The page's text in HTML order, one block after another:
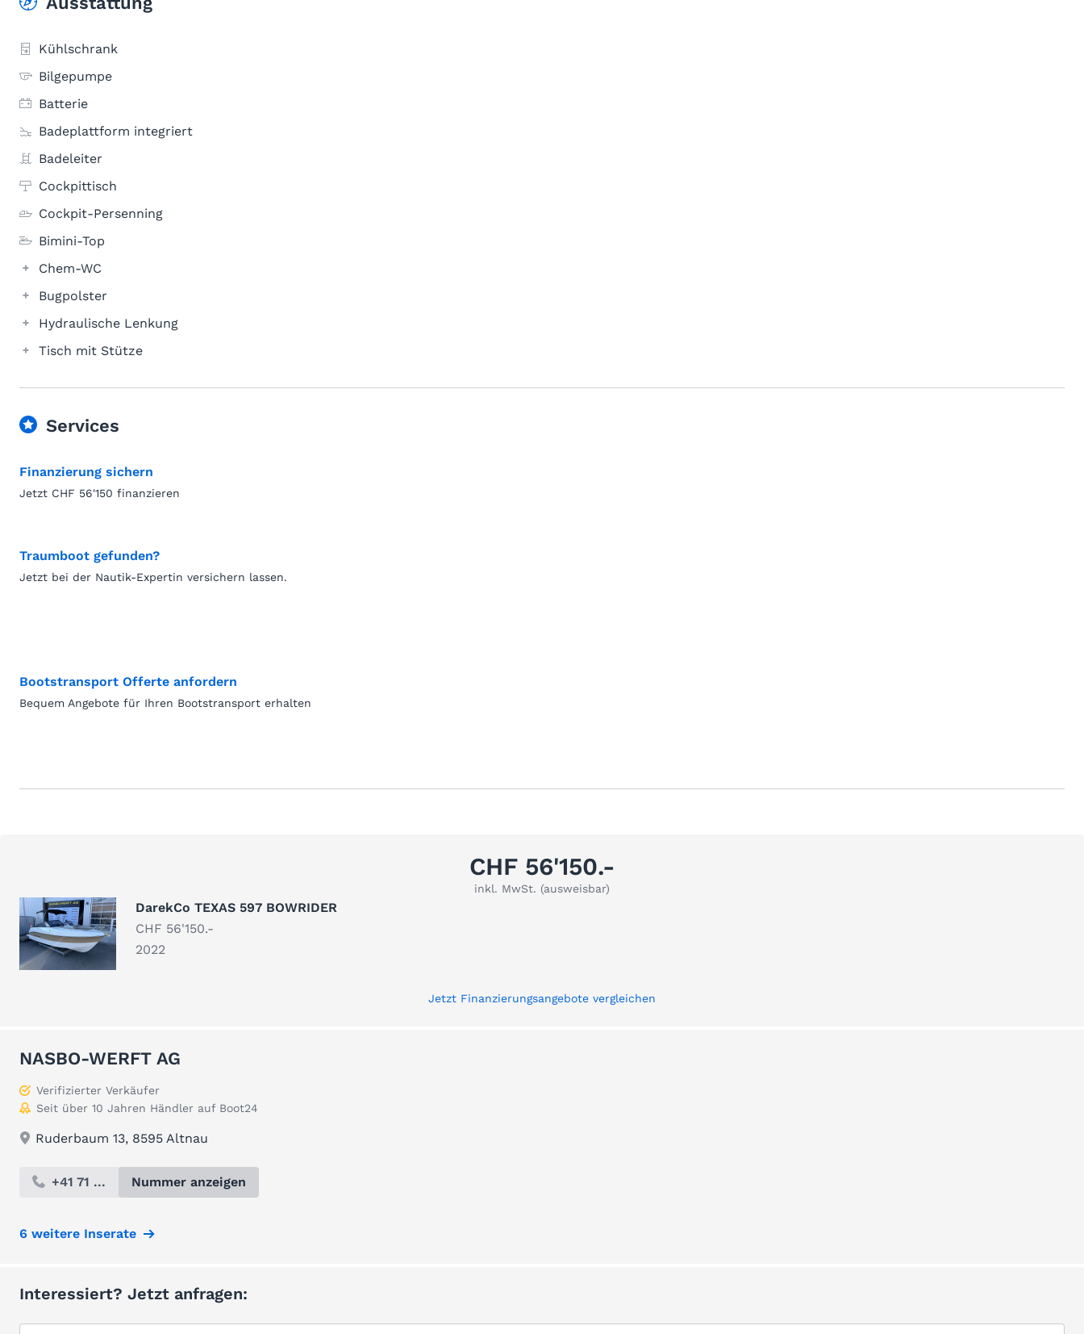
Kühlschrank
Bilgepumpe
Batterie
Badeplattform integriert
Badeleiter
Cockpittisch
Cockpit-Persenning
Bimini-Top
Chem-WC
Bugpolster
Hydraulische Lenkung
Tisch mit Stütze
Services
Finanzierung sichern
Jetzt CHF 56'150 finanzieren
Traumboot gefunden?
Jetzt bei der Nautik-Expertin versichern lassen.
Bootstransport Offerte anfordern
Bequem Angebote für Ihren Bootstransport erhalten
CHF 56'150.-
inkl. MwSt. (ausweisbar)
DarekCo TEXAS 597 BOWRIDER
CHF 56'150.-
2022
Jetzt Finanzierungsangebote vergleichen
NASBO-WERFT AG
Verifizierter Verkäufer
Seit über 10 Jahren Händler auf Boot24
Ruderbaum 13, 8595 Altnau
+41 71 ... Nummer anzeigen
6 weitere Inserate
Interessiert? Jetzt anfragen: